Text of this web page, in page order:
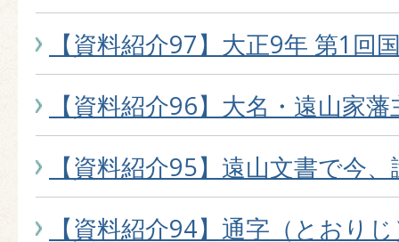
【資料紹介97】大正9年 第1回
【資料紹介96】大名・遠山家
【資料紹介95】遠山文書で今
【資料紹介94】通字（とおり